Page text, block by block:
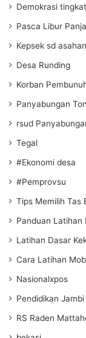
Demokrasi
Pasca Libur
Kepsek sd asahan
Desa Runding
Korban
Panyabungan
rsud
Tegal
#Ekonomi desa
#Pemprovsu
Tips Memilih Tas
Panduan Latihan
Latihan Dasar
Cara Latihan
Nasionalxpos
Pendidikan Jambi
RS Raden